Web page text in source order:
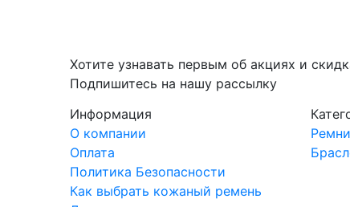
Хотите узнавать первым об акциях и
Подпишитесь на нашу рассылку
Информация
О компании
Оплата
Политика Безопасности
Как выбрать кожаный ремень